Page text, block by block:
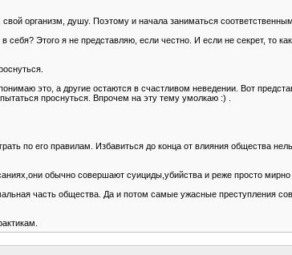
организм, душу. Поэтому и начала заниматься
Этого я не представляю, если честно. И если не секрет, то
это, а другие остаются в счастливом неведении. Вот
проснуться. Впрочем на эту тему умолкаю :) .
по его правилам. Избавиться до конца от влияния общества
обычно совершают суициды,убийства и реже просто
часть общества. Да и потом самые ужасные преступления